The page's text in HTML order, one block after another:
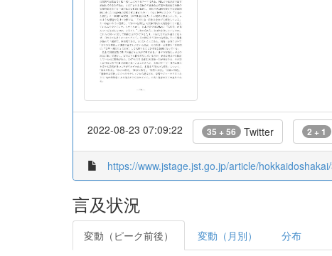
2022-08-23 07:09:22 35 + 56 Twitter 2 + 1
https://www.jstage.jst.go.jp/article/
言及状況
変動（ピーク前後） 変動（月別） 分布